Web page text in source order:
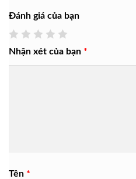
Đánh giá của bạn
Nhận xét của bạn *
Tên *